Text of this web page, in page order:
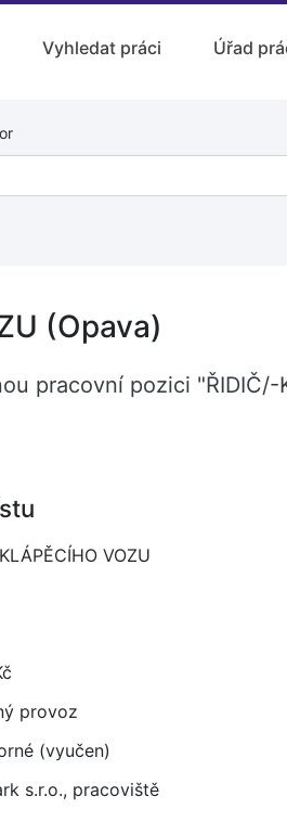
Vyhledat práci Úřad
(Opava)
pracovní pozici
VOZU
provoz
(vyučen)
s.r.o., pracoviště